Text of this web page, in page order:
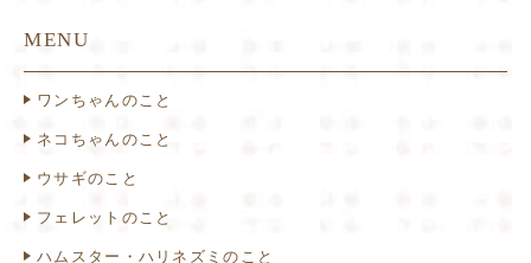
MENU
ワンちゃんのこと
ネコちゃんのこと
ウサギのこと
フェレットのこと
ハムスター・ハリネズミのこと